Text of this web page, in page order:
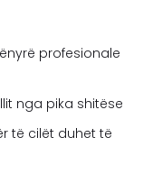
profesionale
nga pika shitëse
të cilët duhet të